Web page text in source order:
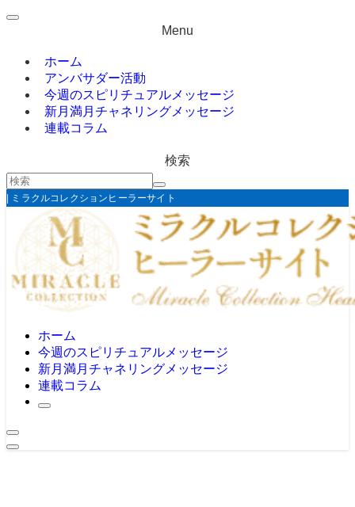
Menu
ホーム
アンバサダー活動
今週のスピリチュアルメッセージ
新月満月チャネリングメッセージ
連載コラム
検索
| ミラクルコレクションヒーラーサイト
ホーム
今週のスピリチュアルメッセージ
新月満月チャネリングメッセージ
連載コラム